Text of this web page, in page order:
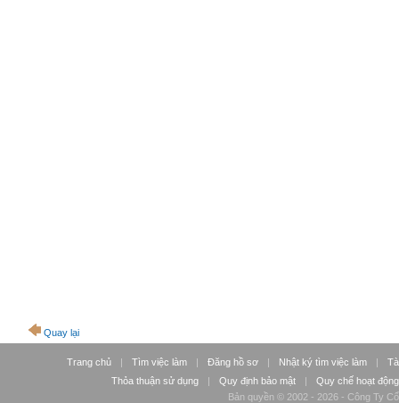
Quay lại
Trang chủ | Tìm việc làm | Đăng hồ sơ | Nhật ký tìm việc làm |
Thỏa thuận sử dụng
| Quy định bảo mật |
Quy chế hoạt động
Bản quyền © 2002 - 2026 - Công Ty